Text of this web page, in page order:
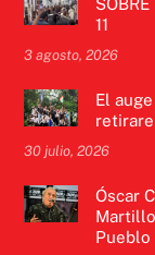
11
3 agosto, 2026
El
30 julio, 2026
Óscar
Pueblo